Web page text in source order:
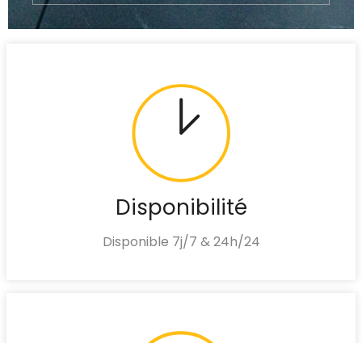
Disponibilité
Disponible 7j/7 & 24h/24